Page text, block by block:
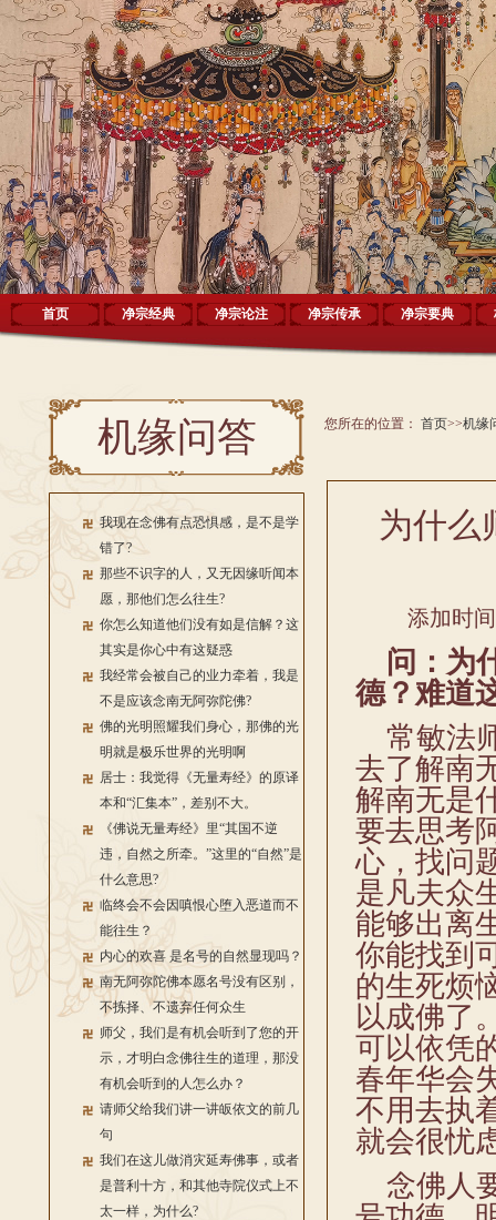
首页 净宗经典 净宗论注 净宗传承 净宗要典
机缘问答
我现在念佛有点恐惧感，是不是学
错了?
那些不识字的人，又无因缘听闻本
愿，那他们怎么往生?
你怎么知道他们没有如是信解？这
其实是你心中有这疑惑
我经常会被自己的业力牵着，我是
不是应该念南无阿弥陀佛?
佛的光明照耀我们身心，那佛的光
明就是极乐世界的光明啊
居士：我觉得《无量寿经》的原译
本和“汇集本”，差别不大。
《佛说无量寿经》里“其国不逆
违，自然之所牵。”这里的“自然”是
什么意思?
临终会不会因嗔恨心堕入恶道而不
能往生？
内心的欢喜 是名号的自然显现吗？
南无阿弥陀佛本愿名号没有区别，
不拣择、不遗弃任何众生
师父，我们是有机会听到了您的开
示，才明白念佛往生的道理，那没
有机会听到的人怎么办？
请师父给我们讲一讲皈依文的前几
句
我们在这儿做消灾延寿佛事，或者
是普利十方，和其他寺院仪式上不
太一样，为什么?
您所在的位置： 首页>>机缘
为什么
添加时
问：为
德？难道
常敏法
去了解南
解南无是
要去思考
心，找问
是凡夫众
能够出离
你能找到
的生死烦
以成佛了
可以依凭
春年华会
不用去执
就会很忧
念佛人